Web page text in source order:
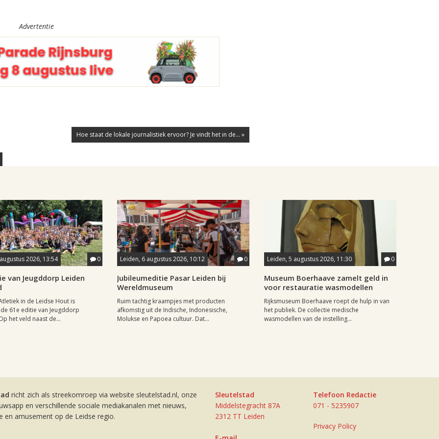
Advertentie
Hoe staat de lokale journalistiek ervoor? Je vindt het in de... »
2026, 13:54 0
van Jeugddorp Leiden
in de Leidse Hout is
61e editie van Jeugddorp
het veld naast de...
Leiden, 6 augustus 2026, 10:12 0
Jubileumeditie Pasar Leiden bij
Wereldmuseum
Ruim tachtig kraampjes met producten
afkomstig uit de Indische, Indonesische,
Molukse en Papoea cultuur. Dat...
Leiden, 5 augustus 2026, 11:30 0
Museum Boerhaave zamelt geld in
voor restauratie wasmodellen
Rijksmuseum Boerhaave roept de hulp in van
het publiek. De collectie medische
wasmodellen van de instelling...
richt zich als streekomroep via website sleutelstad.nl, onze
en verschillende sociale mediakanalen met nieuws,
en amusement op de Leidse regio.
Sleutelstad
Middelstegracht 87A
2312 TT Leiden
Telefoon Redactie
071 - 5235907
Privacy Policy